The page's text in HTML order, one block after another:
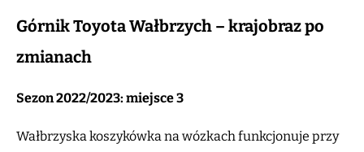
Górnik Toyota Wałbrzych – krajobraz po
zmianach
Sezon 2022/2023: miejsce 3
Wałbrzyska koszykówka na wózkach funkcjonuje przy